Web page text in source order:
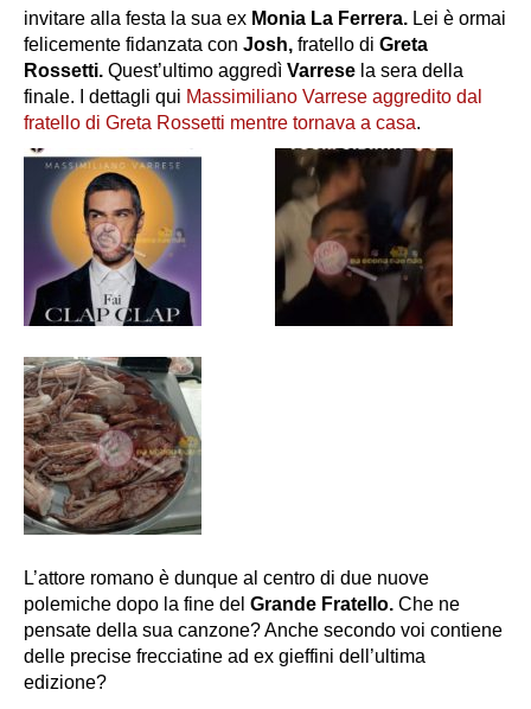
invitare alla festa la sua ex Monia La Ferrera. Lei è ormai
felicemente fidanzata con Josh, fratello di Greta
Rossetti. Quest’ultimo aggredì Varrese la sera della
finale. I dettagli qui Massimiliano Varrese aggredito dal
fratello di Greta Rossetti mentre tornava a casa.
L’attore romano è dunque al centro di due nuove
polemiche dopo la fine del Grande Fratello. Che ne
pensate della sua canzone? Anche secondo voi contiene
delle precise frecciatine ad ex gieffini dell’ultima
edizione?